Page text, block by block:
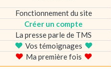
Fonctionnement du site
Créer un compte
La presse parle de TMS
Vos témoignages
Ma première fois